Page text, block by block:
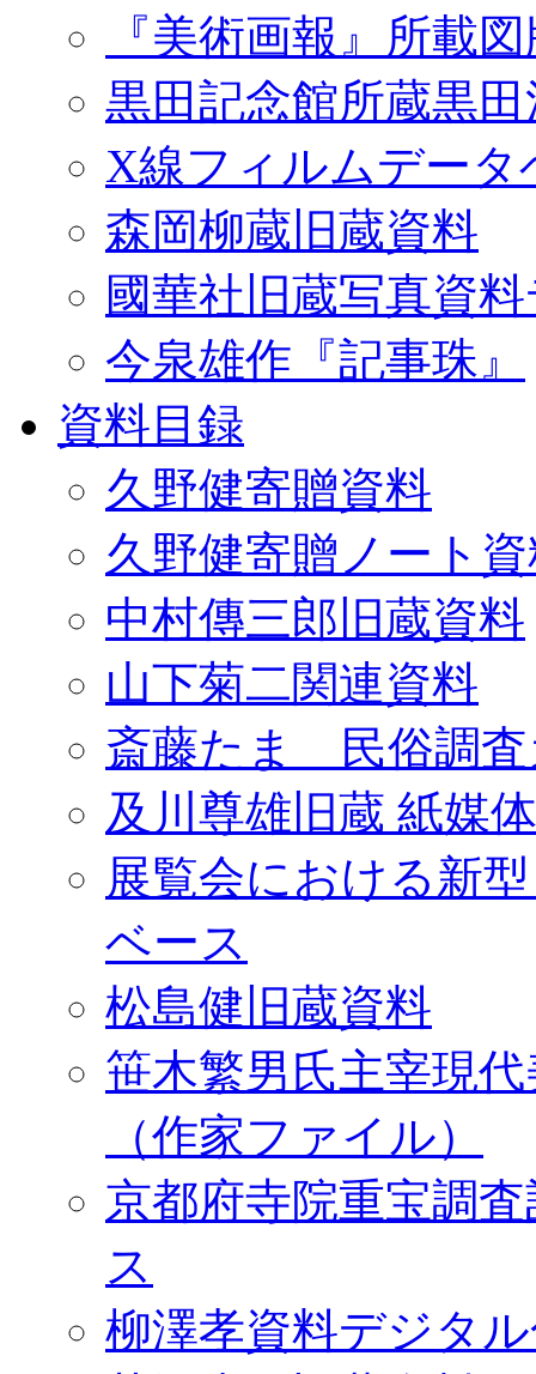
『美術画報』所載
黒田記念館所蔵黒
X線フィルムデータ
森岡柳蔵旧蔵資料
國華社旧蔵写真資
今泉雄作『記事珠』
資料目録
久野健寄贈資料
久野健寄贈ノート
中村傳三郎旧蔵資料
山下菊二関連資料
斎藤たま 民俗調査
及川尊雄旧蔵 紙媒
展覧会における新
ベース
松島健旧蔵資料
笹木繁男氏主宰現
（作家ファイル）
京都府寺院重宝調
ス
柳澤孝資料デジタ